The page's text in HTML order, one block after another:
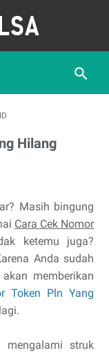
Hilang
Masih bingung
Cara Cek Nomor
ketemu juga?
Anda sudah
memberikan
Token Pln Yang
mengalami struk